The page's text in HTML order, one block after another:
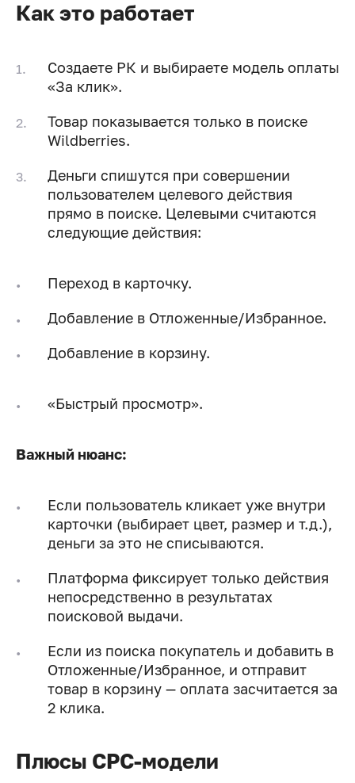
Как это работает
Создаете РК и выбираете модель оплаты
«За клик».
Товар показывается только в поиске
Wildberries.
Деньги спишутся при совершении
пользователем целевого действия
прямо в поиске. Целевыми считаются
следующие действия:
Переход в карточку.
Добавление в Отложенные/Избранное.
Добавление в корзину.
«Быстрый просмотр».
Важный нюанс:
Если пользователь кликает уже внутри
карточки (выбирает цвет, размер и т.д.),
деньги за это не списываются.
Платформа фиксирует только действия
непосредственно в результатах
поисковой выдачи.
Если из поиска покупатель и добавить в
Отложенные/Избранное, и отправит
товар в корзину — оплата засчитается за
2 клика.
Плюсы CPC-модели